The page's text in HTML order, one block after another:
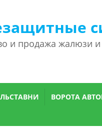
и продажа жалюзи и
ВОРОТА